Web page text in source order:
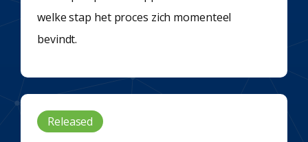
welke stap het proces zich momenteel
bevindt.
Released